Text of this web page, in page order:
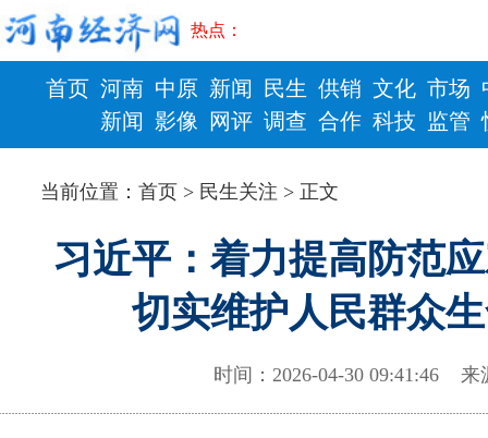
热点：
首页 河南
新闻
中原
影像
新闻
网评
民生
调查
供销
合作
文化
科技
市场
监管
财政 健康
当前位置：首页 > 民生关注 > 正文
习近平：着力提高防范
切实维护人民群众
时间：2026-04-30 09:41:46